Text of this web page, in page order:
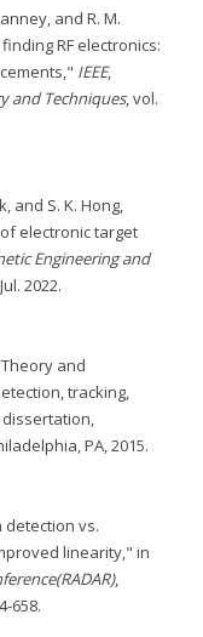
and R. M.
RF electronics:
IEEE,
and Techniques, vol.
and S. K. Hong,
electronic target
Engineering and
2022.
and
tracking,
dissertation,
PA, 2015.
detection vs.
linearity," in
,
658.